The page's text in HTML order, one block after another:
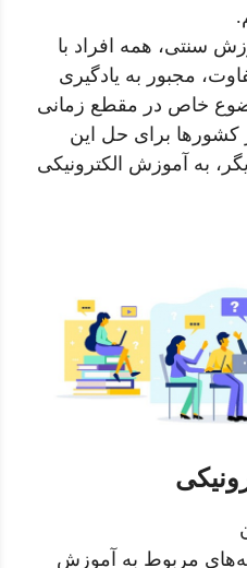
سنتی، همه افراد با
مجبور به یادگیری
خاص در مقطع زمانی
کشورها برای حل این
به آموزش الکترونیکی
مربوط به آموزش